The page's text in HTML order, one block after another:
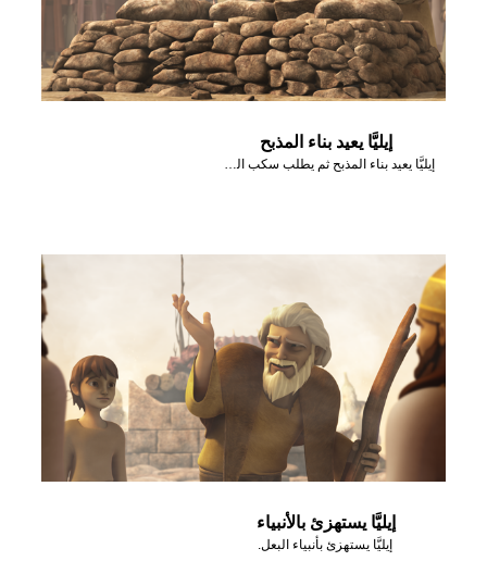
إيليَّا يعيد بناء المذبح
إيليَّا يعيد بناء المذبح ثم يطلب سكب الماء عليه
إيليَّا يستهزئ بالأنبياء
إيليَّا يستهزئ بأنبياء البعل.